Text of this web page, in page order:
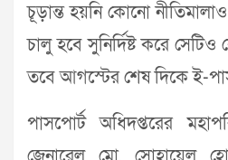
চূড়ান্ত হয়নি কোনো
চালু হবে সুনির্দিষ্ট করে
তবে আগস্টের শেষ দিকে ই-
পাসপোর্ট অধিদপ্তরের